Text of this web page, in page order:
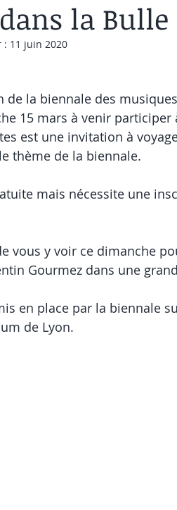
la Bulle
: 11 juin 2020
de la biennale des
15 mars à venir participer
est une invitation à
thème de la biennale.
mais nécessite une
vous y voir ce dimanche
Gourmez dans une
en place par la biennale
de Lyon.